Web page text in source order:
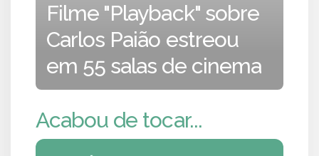
Filme "Playback" sobre
Carlos Paião estreou
em 55 salas de cinema
Acabou de tocar...